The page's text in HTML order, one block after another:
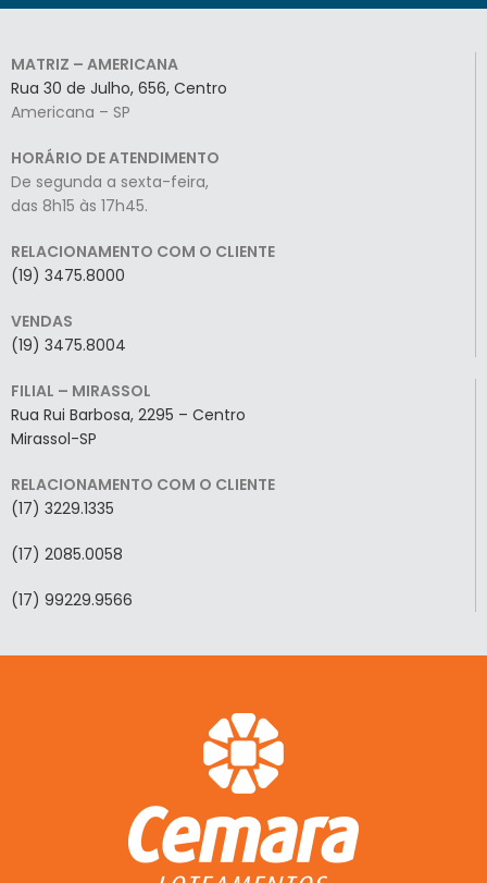
MATRIZ – AMERICANA
Rua 30 de Julho, 656, Centro
Americana – SP
HORÁRIO DE ATENDIMENTO
De segunda a sexta-feira,
das 8h15 às 17h45.
RELACIONAMENTO COM O CLIENTE
(19) 3475.8000
VENDAS
(19) 3475.8004
FILIAL – MIRASSOL
Rua Rui Barbosa, 2295 – Centro
Mirassol-SP
RELACIONAMENTO COM O CLIENTE
(17) 3229.1335
(17) 2085.0058
(17) 99229.9566